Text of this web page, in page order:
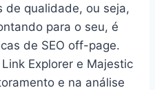
de qualidade, ou seja,
para o seu, é
de SEO off-page.
Explorer e Majestic
e na análise